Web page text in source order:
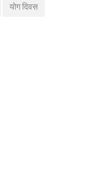
योग दिवस